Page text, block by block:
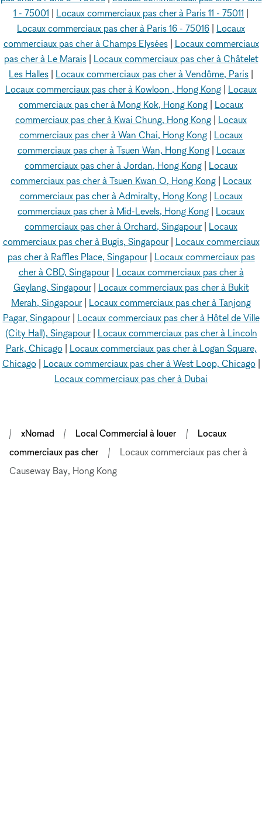
1 - 75001
Locaux commerciaux pas cher à Paris 11 - 75011
Locaux commerciaux pas cher à Paris 16 - 75016
Locaux
commerciaux pas cher à Champs Elysées| Locaux commerciaux
pas cher à Le Marais| Locaux commerciaux pas cher à Châtelet
Les Halles
Locaux commerciaux pas cher à Vendôme, Paris
Locaux commerciaux pas cher à Kowloon , Hong Kong
Locaux
commerciaux pas cher à Mong Kok, Hong Kong
Locaux
commerciaux pas cher à Kwai Chung, Hong Kong
Locaux
commerciaux pas cher à Wan Chai, Hong Kong
Locaux
commerciaux pas cher à Tsuen Wan, Hong Kong| Locaux
commerciaux pas cher à Jordan, Hong Kong
Locaux
commerciaux pas cher à Tsuen Kwan O, Hong Kong
Locaux
commerciaux pas cher à Admiralty, Hong Kong| Locaux
commerciaux pas cher à Mid-Levels, Hong Kong
Locaux
commerciaux pas cher à Orchard, Singapour
Locaux
commerciaux pas cher à Bugis, Singapour| Locaux commerciaux
pas cher à Raffles Place, Singapour| Locaux commerciaux pas
cher à CBD, Singapour| Locaux commerciaux pas cher à
Geylang, Singapour| Locaux commerciaux pas cher à Bukit
Merah, Singapour
Locaux commerciaux pas cher à Tanjong
Pagar, Singapour| Locaux commerciaux pas cher à Hôtel de Ville
(City Hall), Singapour| Locaux commerciaux pas cher à Lincoln
Park, Chicago| Locaux commerciaux pas cher à Logan Square,
Chicago| Locaux commerciaux pas cher à West Loop, Chicago|
Locaux commerciaux pas cher à Dubai
xNomad Local Commercial à louer
Locaux
commerciaux pas cher
Locaux commerciaux pas cher à
Causeway Bay, Hong Kong